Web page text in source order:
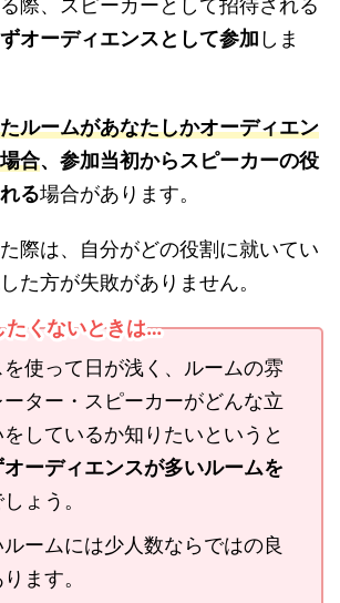
オーディエンスとして参加 しま
ルームがあなたしかオーディエン
合、参加当初からスピーカーの役
る場合があります。
際は、自分がどの役割に就いてい
た方が失敗がありません。
たくないときは…
使って日が浅く、ルームの雰
ター・スピーカーがどんな立
しているか知りたいというと
ーディエンスが多いルームを
ょう。
ームには少人数ならではの良
ます。